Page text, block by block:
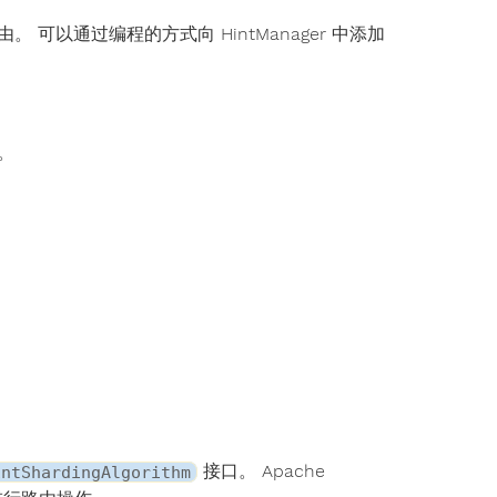
可以通过编程的方式向 HintManager 中添加
接口。 Apache